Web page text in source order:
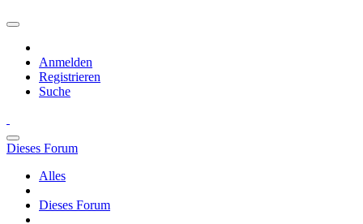
Anmelden
Registrieren
Suche
Dieses Forum
Alles
Dieses Forum